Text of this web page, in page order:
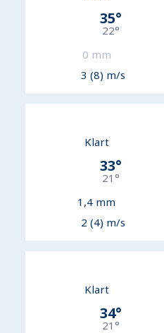
35°
22°
0 mm
3 (8) m/s
Klart
33°
21 °
1,4 mm
2 (4) m/s
Klart
34°
21 °